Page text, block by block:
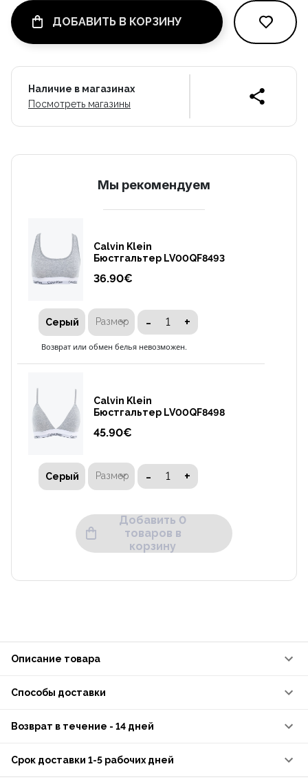
ДОБАВИТЬ В КОРЗИНУ
Наличие в магазинах
Посмотреть магазины
Mы рекомендуем
Calvin Klein
Бюстгальтер LV00QF8493
36.90€
Серый Размер - +
Возврат или обмен белья невозможен.
Calvin Klein
Бюстгальтер LV00QF8498
45.90€
Серый Размер - +
Calvin Klein
Возврат или обмен белья невозможен.
Добавить 0
товаров в
корзину
Описание товара
Способы доставки
Возврат в течение - 14 дней
Срок доставки 1-5 рабочих дней